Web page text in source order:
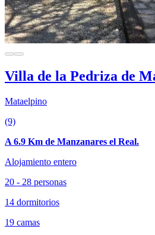
Villa de la Pedriza de
Mataelpino
(9)
A 6.9 Km de Manzanares el Real.
Alojamiento entero
20 - 28 personas
14 dormitorios
19 camas